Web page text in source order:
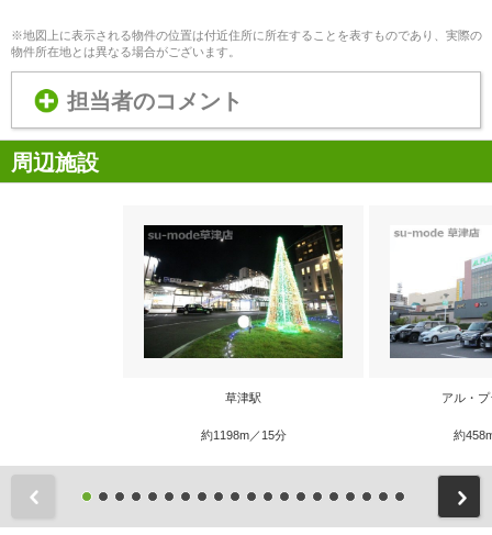
※地図上に表示される物件の位置は付近住所に所在することを表すものであり、実際の
物件所在地とは異なる場合がございます。
担当者のコメント
周辺施設
草津駅
約1198m／15分
アル・
約